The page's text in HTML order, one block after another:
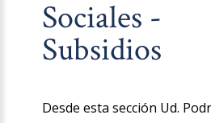
Sociales -
Subsidios
Desde esta sección Ud.